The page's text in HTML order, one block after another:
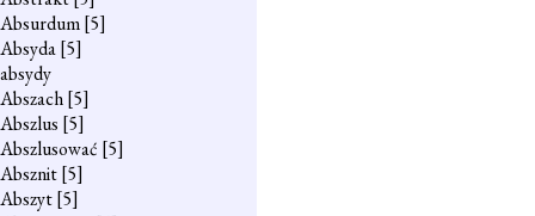
Absurdum[5]
Absyda[5]
absydy
Abszach[5]
Abszlus [5]
Abszlusować [5]
Absznit[5]
Abszyt[5]